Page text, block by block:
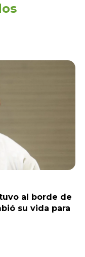
al borde de
su vida para